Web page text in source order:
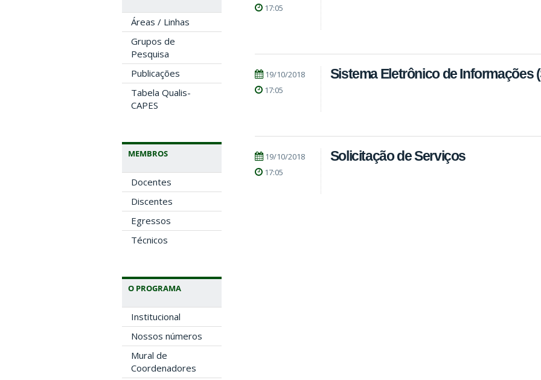
Áreas / Linhas
Grupos de
Pesquisa
Publicações
Tabela Qualis-
CAPES
MEMBROS
Docentes
Discentes
Egressos
Técnicos
O PROGRAMA
Institucional
Nossos números
Mural de
Coordenadores
17:05
19/10/2018
17:05
Sistema Eletrônico de Informações
19/10/2018
17:05
Solicitação de Serviços